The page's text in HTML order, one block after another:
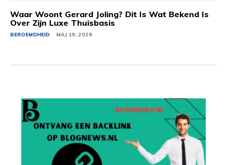
Waar Woont Gerard Joling? Dit Is Wat Bekend Is
Over Zijn Luxe Thuisbasis
BEROEMDHEID MAJ 19, 2026